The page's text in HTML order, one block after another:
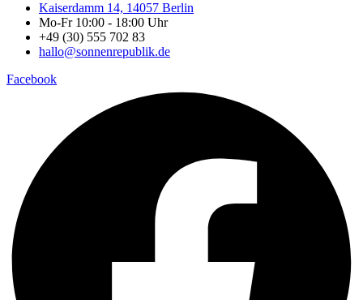
Kaiserdamm 14, 14057 Berlin
Mo-Fr 10:00 - 18:00 Uhr
+49 (30) 555 702 83
hallo@sonnenrepublik.de
Facebook